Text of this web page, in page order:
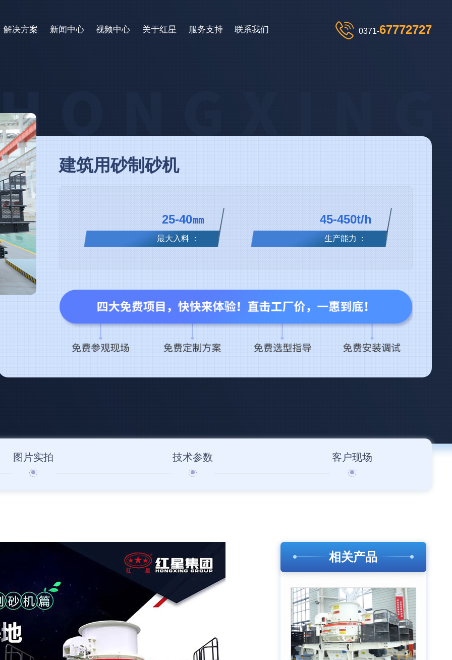
解决方案 新闻中心 视频中心 关于红星 服务支持 联系我们 0371-67772727
建筑用砂制砂机
25-40㎜
最大入料 ：
45-450t/h
生产能力 ：
图片实拍 技术参数 客户现场
相关产品